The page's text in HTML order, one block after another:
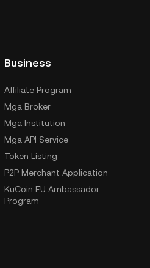
Business
Affiliate Program
Mga Broker
Mga Institution
Mga API Service
Token Listing
P2P Merchant Application
KuCoin EU Ambassador
Program